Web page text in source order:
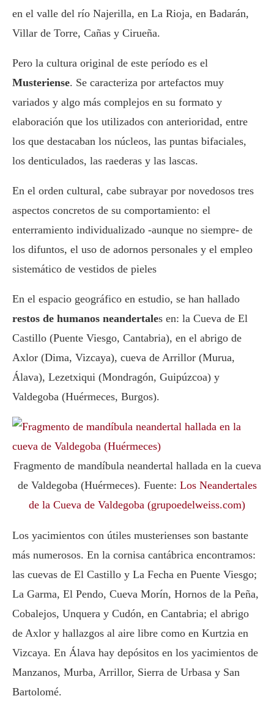
en el valle del río Najerilla, en La Rioja, en Badarán,
Villar de Torre, Cañas y Cirueña.
Pero la cultura original de este período es el
Musteriense. Se caracteriza por artefactos muy
variados y algo más complejos en su formato y
elaboración que los utilizados con anterioridad, entre
los que destacaban los núcleos, las puntas bifaciales,
los denticulados, las raederas y las lascas.
En el orden cultural, cabe subrayar por novedosos tres
aspectos concretos de su comportamiento: el
enterramiento individualizado -aunque no siempre- de
los difuntos, el uso de adornos personales y el empleo
sistemático de vestidos de pieles
En el espacio geográfico en estudio, se han hallado
restos de humanos neandertales en: la Cueva de El
Castillo (Puente Viesgo, Cantabria), en el abrigo de
Axlor (Dima, Vizcaya), cueva de Arrillor (Murua,
Álava), Lezetxiqui (Mondragón, Guipúzcoa) y
Valdegoba (Huérmeces, Burgos).
Fragmento de mandíbula neandertal hallada en la cueva
de Valdegoba (Huérmeces). Fuente: Los Neandertales
de la Cueva de Valdegoba (grupoedelweiss.com)
Los yacimientos con útiles musterienses son bastante
más numerosos. En la cornisa cantábrica encontramos:
las cuevas de El Castillo y La Fecha en Puente Viesgo;
La Garma, El Pendo, Cueva Morín, Hornos de la Peña,
Cobalejos, Unquera y Cudón, en Cantabria; el abrigo
de Axlor y hallazgos al aire libre como en Kurtzia en
Vizcaya. En Álava hay depósitos en los yacimientos de
Manzanos, Murba, Arrillor, Sierra de Urbasa y San
Bartolomé.